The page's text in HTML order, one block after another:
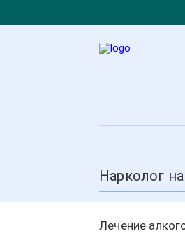
Нарколог
Лечение